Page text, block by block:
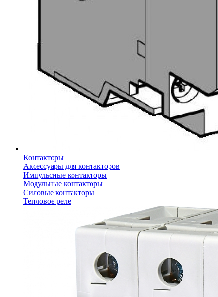
Контакторы
Аксессуары для контакторов
Импульсные контакторы
Модульные контакторы
Силовые контакторы
Тепловое реле